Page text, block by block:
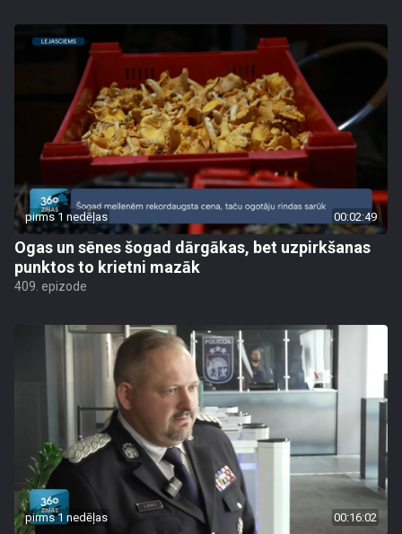
pirms 1 nedēļas 00:02:49
Ogas un sēnes šogad dārgākas, bet uzpirkšanas
punktos to krietni mazāk
409. epizode
pirms 1 nedēļas 00:16:02